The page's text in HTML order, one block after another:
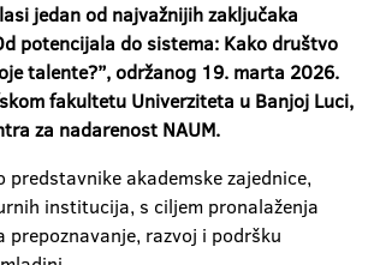
jedan od najvažnijih zaključaka
potencijala do sistema: Kako društvo
talente?”, održanog 19. marta 2026.
fakultetu Univerziteta u Banjoj Luci,
za nadarenost NAUM.
predstavnike akademske zajednice,
institucija, s ciljem pronalaženja
prepoznavanje, razvoj i podršku